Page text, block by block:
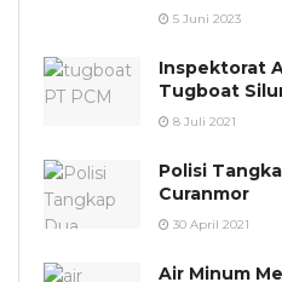
5 Juni 2023
Inspektorat
Tugboat
8 Juli 2021
Polisi
Curanmor
30 April 2021
Air Minum